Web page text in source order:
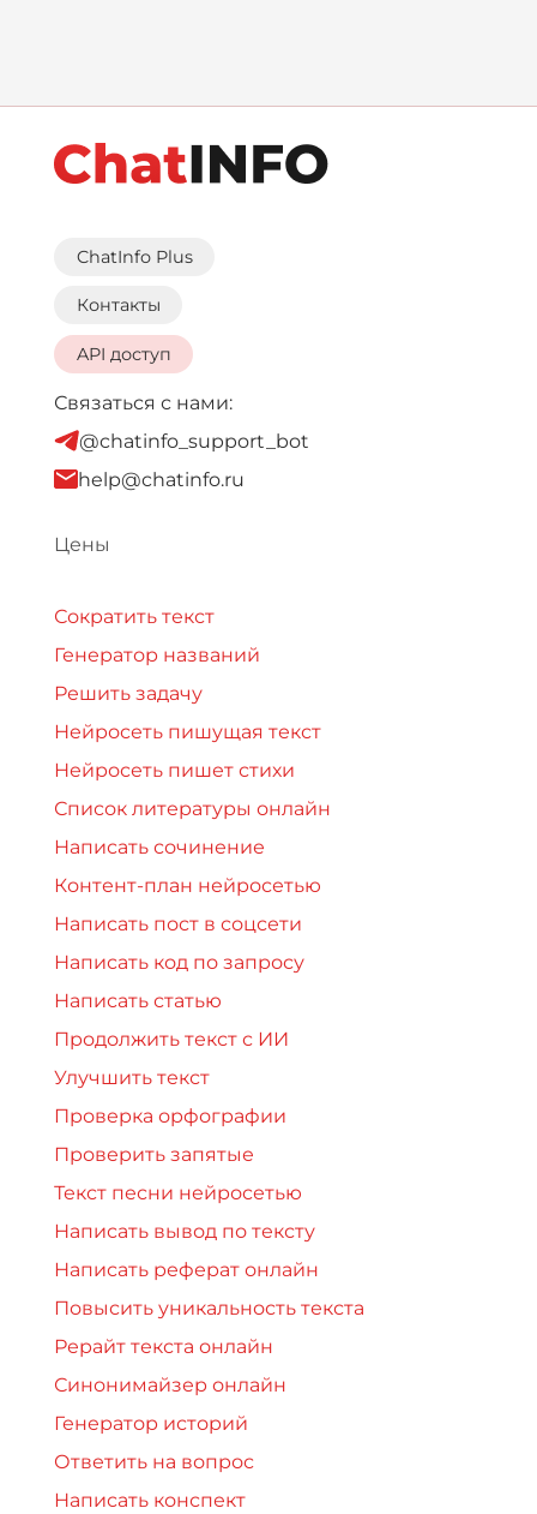
ChatInfo Plus
Контакты
API доступ
Связаться с нами:
@chatinfo_support_bot
help@chatinfo.ru
Цены
Сократить текст
Генератор названий
Решить задачу
Нейросеть пишущая текст
Нейросеть пишет стихи
Список литературы онлайн
Написать сочинение
Контент-план нейросетью
Написать пост в соцсети
Написать код по запросу
Написать статью
Продолжить текст с ИИ
Улучшить текст
Проверка орфографии
Проверить запятые
Текст песни нейросетью
Написать вывод по тексту
Написать реферат онлайн
Повысить уникальность текста
Рерайт текста онлайн
Синонимайзер онлайн
Генератор историй
Ответить на вопрос
Написать конспект